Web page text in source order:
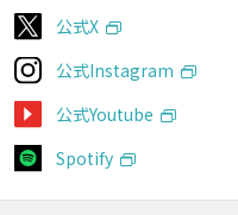
公式X
公式Instagram
公式Youtube
Spotify